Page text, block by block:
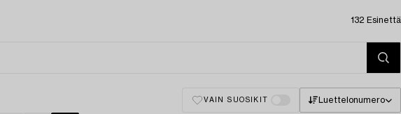
132 Esinettä
VAIN SUOSIKIT Luettelonumero